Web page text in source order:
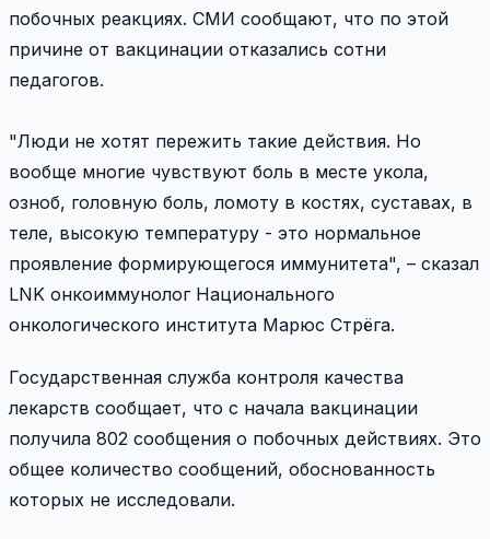
побочных реакциях. СМИ сообщают, что по этой
причине от вакцинации отказались сотни
педагогов.
"Люди не хотят пережить такие действия. Но
вообще многие чувствуют боль в месте укола,
озноб, головную боль, ломоту в костях, суставах, в
теле, высокую температуру - это нормальное
проявление формирующегося иммунитета", – сказал
LNK онкоиммунолог Национального
онкологического института Марюс Стрёга.
Государственная служба контроля качества
лекарств сообщает, что с начала вакцинации
получила 802 сообщения о побочных действиях. Это
общее количество сообщений, обоснованность
которых не исследовали.